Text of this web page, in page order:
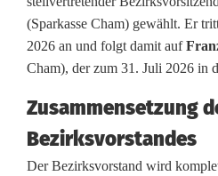
B
e
z
i
r
(Sparkasse Cham) gewählt. Er
2026 an und folgt damit auf
Cham), der zum 31. Juli 2026 in
Zusammensetzung
Bezirksvorstandes
Der Bezirksvorstand wird